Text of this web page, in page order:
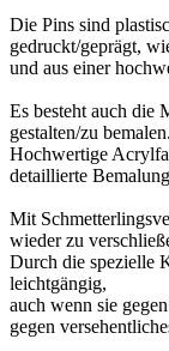
Die Pins sind
gedruckt/geprägt,
und aus einer
Es besteht auch die
gestalten/zu bemalen.
Hochwertige
detaillierte
Mit
wieder zu
Durch die spezielle
leichtgängig,
auch wenn sie
gegen